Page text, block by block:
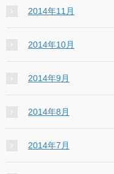
2014年11月
2014年10月
2014年9月
2014年8月
2014年7月